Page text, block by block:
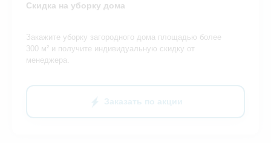
Скидка на уборку дома
Закажите уборку загородного дома площадью более
300 м² и получите индивидуальную скидку от
менеджера.
Заказать по акции